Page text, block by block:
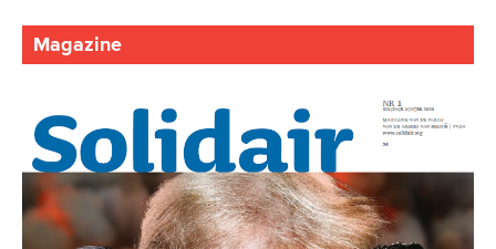
Magazine